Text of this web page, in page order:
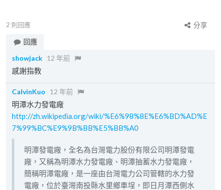
2 則回應
分享
回應
showjack 12 年前
感謝指教
CalvinKuo 12 年前
明潭水力發電廠
http://zh.wikipedia.org/wiki/%E6%98%8E%E6%BD%AD%E
7%99%BC%E9%9B%BB%E5%BB%A0
明潭發電廠，全名為台灣電力股份有限公司明潭發電
廠，又稱為明潭水力發電廠、明潭抽蓄水力發電廠，
簡稱明潭電廠，是一座由台灣電力公司管轄的水力發
電廠，位於臺灣南投縣水里鄉車埕，即日月潭西側水